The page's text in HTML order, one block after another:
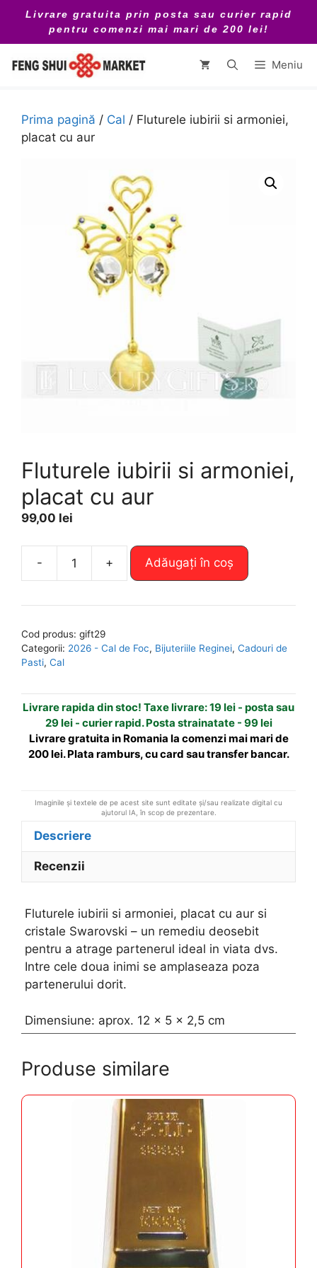
conținut
Livrare gratuita prin posta sau curier rapid
pentru comenzi mai mari de 200 lei!
Meniu
Prima pagină / Cal / Fluturele iubirii si armoniei,
placat cu aur
Fluturele iubirii si armoniei,
placat cu aur
99,00 lei
-
Cantitate
iubirii
armoniei,
aur
+ Adăugați în coș
e
n
a
i
v
Cod produs: gift29
Categorii: 2026 - Cal de Foc, Bijuteriile Reginei, Cadouri de
Pasti, Cal
Livrare rapida din stoc! Taxe livrare: 19 lei - posta sau
29 lei - curier rapid. Posta strainatate - 99 lei
Livrare gratuita in Romania la comenzi mai mari de
200 lei. Plata ramburs, cu card sau transfer bancar.
Imaginile și textele de pe acest site sunt editate și/sau realizate digital cu
ajutorul IA, în scop de prezentare.
Descriere
Recenzii
Fluturele iubirii si armoniei, placat cu aur si
cristale Swarovski – un remediu deosebit
pentru a atrage partenerul ideal in viata dvs.
Intre cele doua inimi se amplaseaza poza
partenerului dorit.
Dimensiune: aprox. 12 x 5 x 2,5 cm
Produse similare